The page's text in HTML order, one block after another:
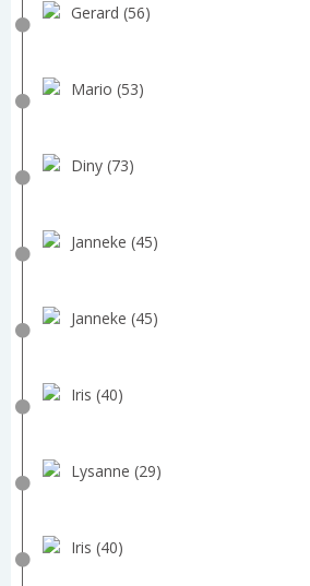
Gerard (56)
Mario (53)
Diny (73)
Janneke (45)
Janneke (45)
Iris (40)
Lysanne (29)
Iris (40)